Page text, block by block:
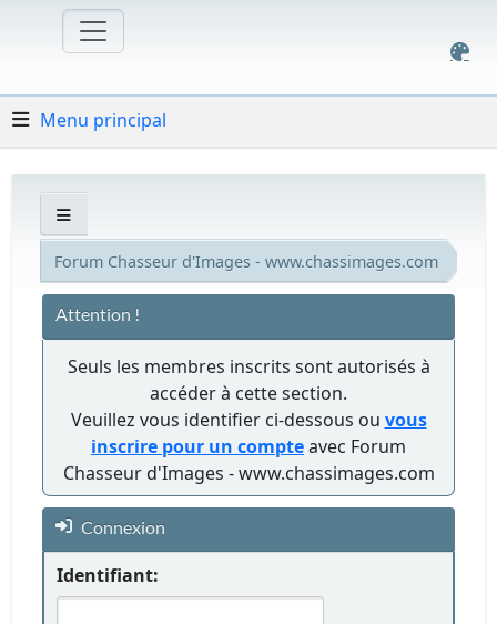
Menu principal
Forum Chasseur d'Images - www.chassimages.com
Attention !
Seuls les membres inscrits sont autorisés à
accéder à cette section.
Veuillez vous identifier ci-dessous ou vous
inscrire pour un compteavec Forum
Chasseur d'Images - www.chassimages.com
Connexion
Identifiant: